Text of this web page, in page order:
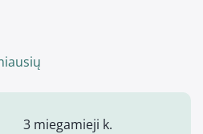
3 miegamieji k.